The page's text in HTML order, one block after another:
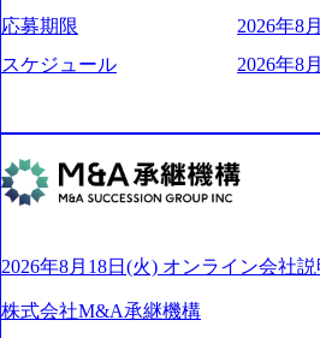
行う「一気通貫体制」が特長 ビジ
Xspearと、最先端テクノロジーに深
あり、システム開発を担当すること
oduction.appspot.com/public/images/
16a2_1153x543.webp メンバー情報
山 昇吾氏: ベイカレントにてIT戦略
業戦略、成長戦略、PMI推進、業務
威人氏：BCG出身。金融業界におけ
強みを持ち、メディア・エンタメ業
立案を得意とする。 - 藏満 一馬氏：
決に貢献することを目指している
未来につなぐベストパートナー
AIの加速等により半導体需要は世界
blic/images/
ttps://storage.googleapis.com/our-vision-
1052_2abe7cb8-329e-4a45-a8f5-
com/our-vision-production.appspot.com/
66-aea4-
n.appspot.com/public/images/
のポイントを掴み実践に強くなるた
現場を含む全部門でフレックスタイ
応募期限
2026年8
スケジュール
2026年8
2026年8月18日(火) オンライン会社
株式会社M&A承継機構